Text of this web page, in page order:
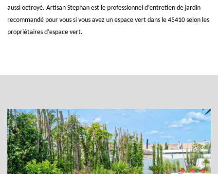
aussi octroyé. Artisan Stephan est le professionnel d’entretien de jardin
recommandé pour vous si vous avez un espace vert dans le 45410 selon les
propriétaires d’espace vert.